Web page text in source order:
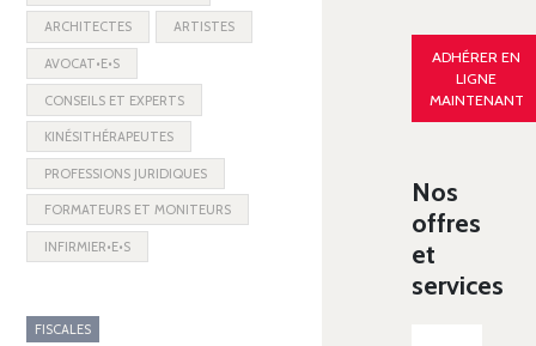
ARCHITECTES ARTISTES
AVOCAT•E•S
CONSEILS ET EXPERTS
KINÉSITHÉRAPEUTES
PROFESSIONS JURIDIQUES
FORMATEURS ET MONITEURS
INFIRMIER•E•S
FISCALES
ADHÉRER EN
LIGNE
MAINTENANT
Nos
offres
et
services